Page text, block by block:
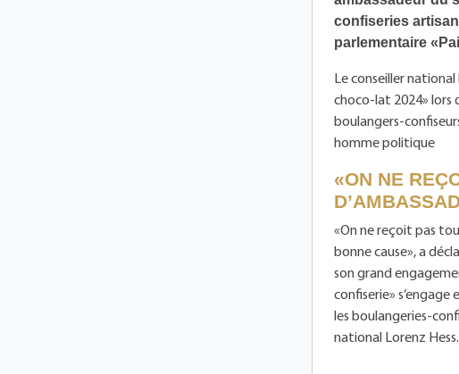
confiseries
parlementaire
Le conseiller
choco-lat 2024» lors
boulangers-
homme politique
«ON NE
«On ne reçoit pas
bonne cause», a
son grand
confiserie»
les boulangeries-
national Lorenz Hess.